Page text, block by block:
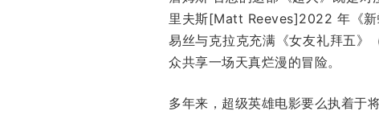
里夫斯[Matt Reeves]2022 年《新
易丝与克拉克充满《女友礼拜五》
众共享一场天真烂漫的冒险。
多年来，超级英雄电影要么执着于